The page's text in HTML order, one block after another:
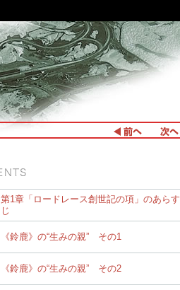
第1章「ロードレース創世記の項」のあらす
じ
《鈴鹿》の“生みの親” その1
《鈴鹿》の“生みの親” その2